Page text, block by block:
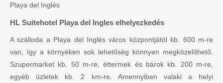
Playa del Inglés
HL Suitehotel Playa del Ingles elhelyezkedés
A szálloda a Playa del Inglés város központjától kb. 600 m-re
van, így a környéken sok lehetőség könnyen megközelíthető.
Szupermarket kb. 50 m-re, éttermek és bárok kb. 200 m-re,
egyéb üzletek kb. 2 km-re. Amennyiben valaki a helyi